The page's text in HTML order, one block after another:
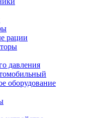
рации
давления
оборудование